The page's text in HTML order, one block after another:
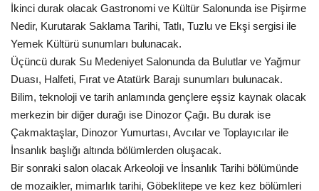
İkinci durak olacak Gastronomi ve Kültür Salonunda ise Pişirme
Nedir, Kurutarak Saklama Tarihi, Tatlı, Tuzlu ve Ekşi sergisi ile
Yemek Kültürü sunumları bulunacak.
Üçüncü durak Su Medeniyet Salonunda da Bulutlar ve Yağmur
Duası, Halfeti, Fırat ve Atatürk Barajı sunumları bulunacak.
Bilim, teknoloji ve tarih anlamında gençlere eşsiz kaynak olacak
merkezin bir diğer durağı ise Dinozor Çağı. Bu durak ise
Çakmaktaşlar, Dinozor Yumurtası, Avcılar ve Toplayıcılar ile
İnsanlık başlığı altında bölümlerden oluşacak.
Bir sonraki salon olacak Arkeoloji ve İnsanlık Tarihi bölümünde
de mozaikler, mimarlık tarihi, Göbeklitepe ve kez kez bölümleri